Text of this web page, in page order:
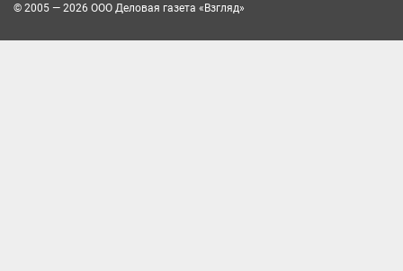
© 2005 — 2026 ООО Деловая газета «Взгляд»